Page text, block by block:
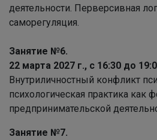
деятельности. Перверсивная
саморегуляция.
Занятие №6.
22 марта 2027 г., с 16:30 до
Внутриличностный конфликт
психологическая практика как
предпринимательской
Занятие №7.